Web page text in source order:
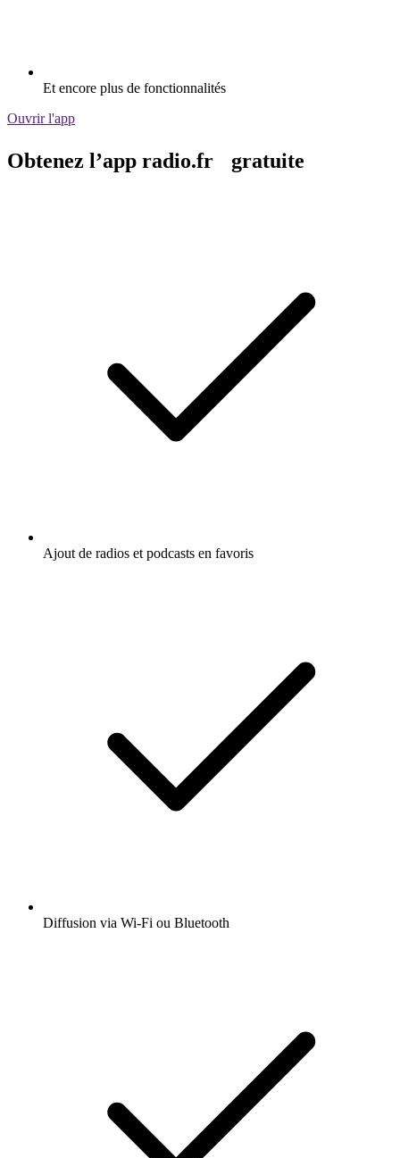
Et encore plus de fonctionnalités
Ouvrir l'app
Obtenez l’app radio.fr gratuite
Ajout de radios et podcasts en favoris
Diffusion via Wi-Fi ou Bluetooth